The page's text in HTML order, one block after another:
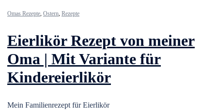
Omas Rezepte, Ostern, Rezepte
Eierlikör Rezept von meiner
Oma | Mit Variante für
Kindereierlikör
Mein Familienrezept für Eierlikör